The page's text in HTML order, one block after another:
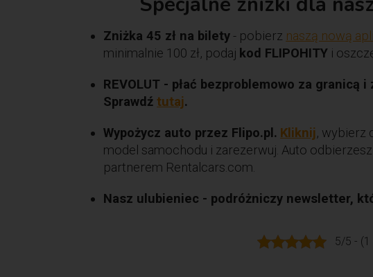
Zniżka 45 zł na bilety - pobierz naszą nową
minimalnie 100 zł, podaj kod FLIPOHITY i
REVOLUT - płać bezproblemowo za granicą
Sprawdźtutaj.
Wypożycz auto przez Flipo.pl. Kliknij, wybierz
model samochodu i zarezerwuj. Auto
partnerem Rentalcars.com.
Nasz ulubieniec - podróżniczy newsletter,
5/5 -